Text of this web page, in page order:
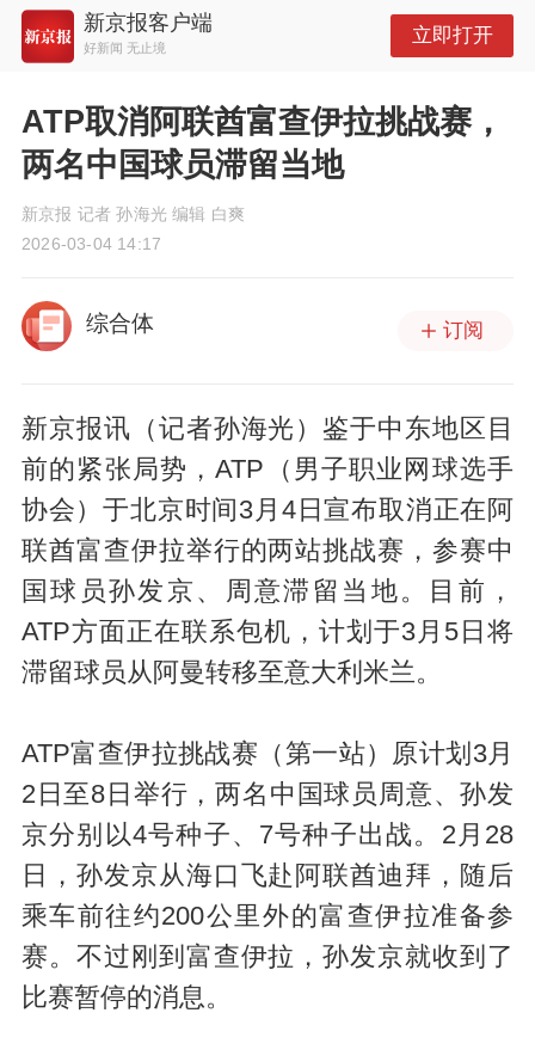
新京报客户端
好新闻 无止境
立即打开
ATP取消阿联酋富查伊拉挑战赛，
两名中国球员滞留当地
新京报 记者 孙海光 编辑 白爽
2026-03-04 14:17
综合体 订阅
新京报讯（记者孙海光）鉴于中东地区目
前的紧张局势，ATP（男子职业网球选手
协会）于北京时间3月4日宣布取消正在阿
联酋富查伊拉举行的两站挑战赛，参赛中
国球员孙发京、周意滞留当地。目前，
ATP方面正在联系包机，计划于3月5日将
滞留球员从阿曼转移至意大利米兰。
ATP富查伊拉挑战赛（第一站）原计划3月
2日至8日举行，两名中国球员周意、孙发
京分别以4号种子、7号种子出战。2月28
日，孙发京从海口飞赴阿联酋迪拜，随后
乘车前往约200公里外的富查伊拉准备参
赛。不过刚到富查伊拉，孙发京就收到了
比赛暂停的消息。